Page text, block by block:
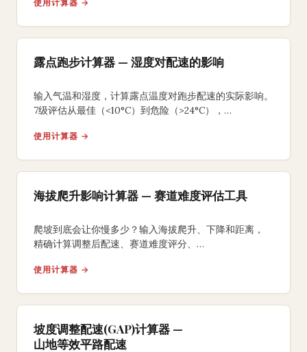
使用计算器 →
露点跑步计算器 — 湿度对配速的影响
输入气温和湿度，计算露点温度对跑步配速的实际影响。
7级评估从最佳（<10°C）到危险（>24°C），
使用计算器 →
海拔爬升影响计算器 — 赛道难度评估工具
爬坡到底会让你慢多少？输入海拔爬升、下降和距离，
精确计算调整后配速、赛道难度评分、
使用计算器 →
坡度调整配速(GAP)计算器 —
山地等效平路配速